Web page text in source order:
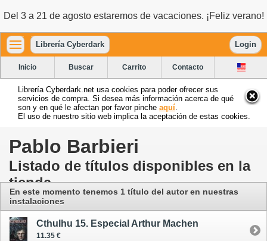
Del 3 a 21 de agosto estaremos de vacaciones. ¡Feliz verano!
Librería Cyberdark Login
Inicio Buscar Carrito Contacto
Librería Cyberdark.net usa cookies para poder ofrecer sus
servicios de compra. Si desea más información acerca de qué
son y en qué le afectan por favor pinche aquí
El uso de nuestro sitio web implica la aceptación de estas cookies.
Pablo Barbieri
Listado de títulos disponibles en la
tienda
En este momento tenemos 1 título del autoren nuestras
instalaciones
Cthulhu 15. Especial Arthur Machen
11.35 €